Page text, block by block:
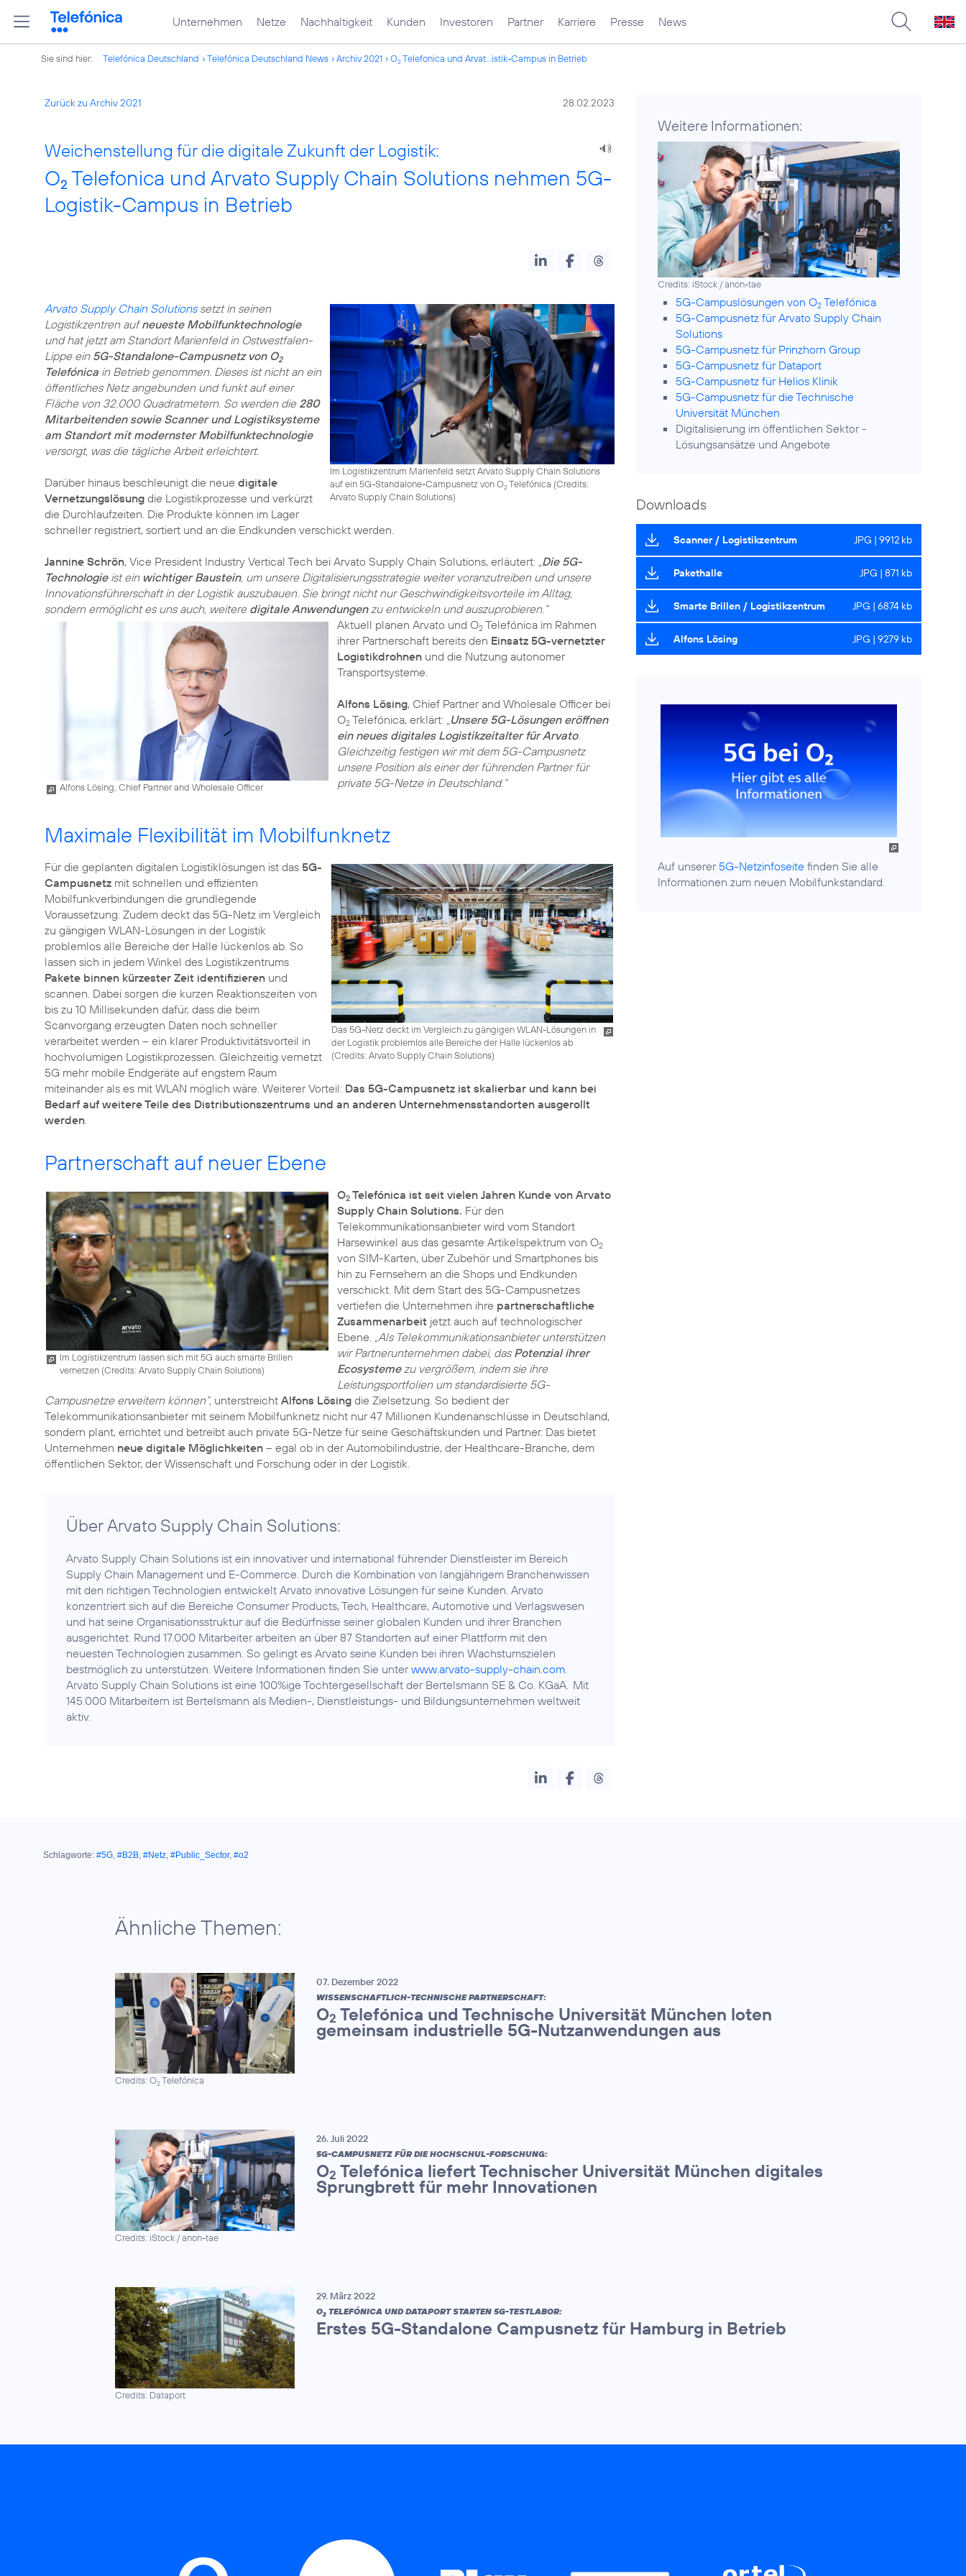
Unternehmen Netze Nachhaltigkeit Kunden Investoren Partner Karriere Presse News
Sie sind hier: Telefónica Deutschland Telefónica Deutschland News Archiv 2021 O2Telefonica und Arvat...istik-Campus in Betrieb
Zurück zu Archiv 2021 28.02.2023
Weichenstellung für die digitale Zukunft der Logistik:
O2 Telefonica und Arvato Supply Chain Solutions nehmen 5G-
Logistik-Campus in Betrieb
Im Logistikzentrum Marienfeld setzt Arvato Supply Chain Solutions
auf ein 5G-Standalone-Campusnetz von O2Telefónica (Credits:
Arvato Supply Chain Solutions)
Arvato Supply Chain Solutionssetzt in seinen
Logistikzentren aufneueste Mobilfunktechnologie
und hat jetzt am Standort Marienfeld in Ostwestfalen-
Lippe ein 5G-Standalone-Campusnetz von O2
Telefónica in Betrieb genommen. Dieses ist nicht an ein
öffentliches Netz angebunden und funkt auf einer
Fläche von 32.000 Quadratmetern. So werden die 280
Mitarbeitenden sowie Scanner und Logistiksysteme
am Standort mit modernster Mobilfunktechnologie
versorgt, was die tägliche Arbeit erleichtert.
Darüber hinaus beschleunigt die neue digitale
Vernetzungslösung die Logistikprozesse und verkürzt
die Durchlaufzeiten. Die Produkte können im Lager
schneller registriert, sortiert und an die Endkunden verschickt werden.
Jannine Schrön, Vice President Industry Vertical Tech bei Arvato Supply Chain Solutions, erläutert: „Die 5G-
Technologieist ein wichtiger Baustein, um unsere Digitalisierungsstrategie weiter voranzutreiben und unsere
Innovationsführerschaft in der Logistik auszubauen. Sie bringt nicht nur Geschwindigkeitsvorteile im Alltag,
sondern ermöglicht es uns auch, weitere digitale Anwendungenzu entwickeln und auszuprobieren.“
Alfons Lösing, Chief Partner and Wholesale Officer
Aktuell planen Arvato und O2Telefónica im Rahmen
ihrer Partnerschaft bereits den Einsatz 5G-vernetzter
Logistikdrohnenund die Nutzung autonomer
Transportsysteme.
Alfons Lösing, Chief Partner and Wholesale Officer bei
O2Telefónica, erklärt: „Unsere 5G-Lösungen eröffnen
ein neues digitales Logistikzeitalter für Arvato.
Gleichzeitig festigen wir mit dem 5G-Campusnetz
unsere Position als einer der führenden Partner für
private 5G-Netze in Deutschland.“
Maximale Flexibilität im Mobilfunknetz
Das 5G-Netz deckt im Vergleich zu gängigen WLAN-Lösungen in
der Logistik problemlos alle Bereiche der Halle lückenlos ab
(Credits: Arvato Supply Chain Solutions)
Für die geplanten digitalen Logistiklösungen ist das 5G-
Campusnetz mit schnellen und effizienten
Mobilfunkverbindungen die grundlegende
Voraussetzung. Zudem deckt das 5G-Netz im Vergleich
zu gängigen WLAN-Lösungen in der Logistik
problemlos alle Bereiche der Halle lückenlos ab. So
lassen sich in jedem Winkel des Logistikzentrums
Pakete binnen kürzester Zeit identifizieren und
scannen. Dabei sorgen die kurzen Reaktionszeiten von
bis zu 10 Millisekunden dafür, dass die beim
Scanvorgang erzeugten Daten noch schneller
verarbeitet werden – ein klarer Produktivitätsvorteil in
hochvolumigen Logistikprozessen. Gleichzeitig vernetzt
5G mehr mobile Endgeräte auf engstem Raum
miteinander als es mit WLAN möglich wäre. Weiterer Vorteil: Das 5G-Campusnetz ist skalierbar und kann bei
Bedarf auf weitere Teile des Distributionszentrums und an anderen Unternehmensstandorten ausgerollt
werden
Partnerschaft auf neuer Ebene
Im Logistikzentrum lassen sich mit 5G auch smarte Brillen
vernetzen (Credits: Arvato Supply Chain Solutions)
O2Telefónica ist seit vielen Jahren Kunde von Arvato
Supply Chain Solutions. Für den
Telekommunikationsanbieter wird vom Standort
Harsewinkel aus das gesamte Artikelspektrum von O2
von SIM-Karten, über Zubehör und Smartphones bis
hin zu Fernsehern an die Shops und Endkunden
verschickt. Mit dem Start des 5G-Campusnetzes
vertiefen die Unternehmen ihre partnerschaftliche
Zusammenarbeit jetzt auch auf technologischer
Ebene.
„Als Telekommunikationsanbieter unterstützen
wir Partnerunternehmen dabei, das Potenzial ihrer
Ecosystemezu vergrößern, indem sie ihre
Leistungsportfolien um standardisierte 5G-
Campusnetze erweitern können“, unterstreicht Alfons Lösing die Zielsetzung. So bedient der
Telekommunikationsanbieter mit seinem Mobilfunknetz nicht nur 47 Millionen Kundenanschlüsse in Deutschland,
sondern plant, errichtet und betreibt auch private 5G-Netze für seine Geschäftskunden und Partner. Das bietet
Unternehmen neue digitale Möglichkeiten – egal ob in der Automobilindustrie, der Healthcare-Branche, dem
Über Arvato Supply Chain Solutions:
Arvato Supply Chain Solutions ist ein innovativer und international führender Dienstleister im Bereich
Supply Chain Management und E-Commerce. Durch die Kombination von langjährigem Branchenwissen
mit den richtigen Technologien entwickelt Arvato innovative Lösungen für seine Kunden. Arvato
konzentriert sich auf die Bereiche Consumer Products, Tech, Healthcare, Automotive und Verlagswesen
und hat seine Organisationsstruktur auf die Bedürfnisse seiner globalen Kunden und ihrer Branchen
ausgerichtet. Rund 17.000 Mitarbeiter arbeiten an über 87 Standorten auf einer Plattform mit den
neuesten Technologien zusammen. So gelingt es Arvato seine Kunden bei ihren Wachstumszielen
bestmöglich zu unterstützen. Weitere Informationen finden Sie unterwww.arvato-supply-chain.com
Arvato Supply Chain Solutions ist eine 100%ige Tochtergesellschaft der Bertelsmann SE & Co. KGaA. Mit
145.000 Mitarbeitern ist Bertelsmann als Medien-, Dienstleistungs- und Bildungsunternehmen weltweit
aktiv.
Weitere Informationen:
Credits: iStock / anon-tae
5G-Campuslösungen von O2 Telefónica
5G-Campusnetz für Arvato Supply Chain
Solutions
5G-Campusnetz für Prinzhorn Group
5G-Campusnetz für Dataport
5G-Campusnetz für Helios Klinik
5G-Campusnetz für die Technische
Universität München
Digitalisierung im öffentlichen Sektor-
Lösungsansätze und Angebote
Downloads
Scanner / Logistikzentrum JPG | 9912 kb
Pakethalle JPG | 871 kb
Smarte Brillen / Logistikzentrum JPG | 6874 kb
Alfons Lösing JPG | 9279 kb
Auf unserer 5G-Netzinfoseite finden Sie alle
Informationen zum neuen Mobilfunkstandard.
Schlagworte: #5G, #B2B, #Netz, #Public_Sector, #o2
Ähnliche Themen:
Credits: O2Telefónica
07. Dezember 2022
WISSENSCHAFTLICH-TECHNISCHE PARTNERSCHAFT:
O2 Telefónica und Technische Universität München loten
gemeinsam industrielle 5G-Nutzanwendungen aus
Credits: iStock / anon-tae
26. Juli 2022
5G-CAMPUSNETZ FÜR DIE HOCHSCHUL-FORSCHUNG:
O2 Telefónica liefert Technischer Universität München digitales
Sprungbrett für mehr Innovationen
Credits: Dataport
29. März 2022
O2 TELEFÓNICA UND DATAPORT STARTEN 5G-TESTLABOR:
Erstes 5G-Standalone Campusnetz für Hamburg in Betrieb